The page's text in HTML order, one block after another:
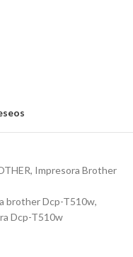
, Impresora Brother
brother Dcp-T510w,
Dcp-T510w